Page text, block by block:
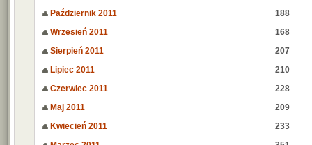
Październik 2011
188
Wrzesień 2011
168
Sierpień 2011
207
Lipiec 2011
210
Czerwiec 2011
228
Maj 2011
209
Kwiecień 2011
233